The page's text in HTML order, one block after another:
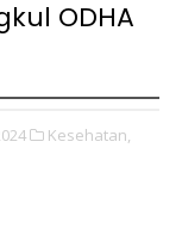
ODHA
Kesehatan,